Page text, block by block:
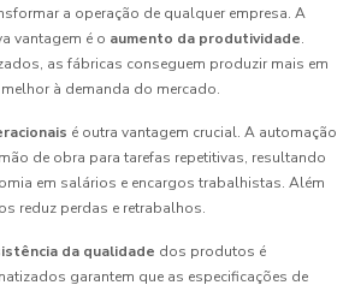
a operação de qualquer empresa. A
vantagem é o aumento da produtividade.
as fábricas conseguem produzir mais em
à demanda do mercado.
é outra vantagem crucial. A automação
de obra para tarefas repetitivas, resultando
em salários e encargos trabalhistas. Além
reduz perdas e retrabalhos.
da qualidade dos produtos é
garantem que as especificações de